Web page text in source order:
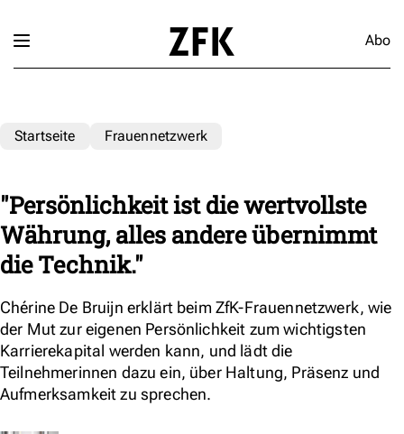
Abo
Startseite Frauennetzwerk
"Persönlichkeit ist die wertvollste
Währung, alles andere übernimmt
die Technik."
Chérine De Bruijn erklärt beim ZfK-Frauennetzwerk, wie
der Mut zur eigenen Persönlichkeit zum wichtigsten
Karrierekapital werden kann, und lädt die
Teilnehmerinnen dazu ein, über Haltung, Präsenz und
Aufmerksamkeit zu sprechen.